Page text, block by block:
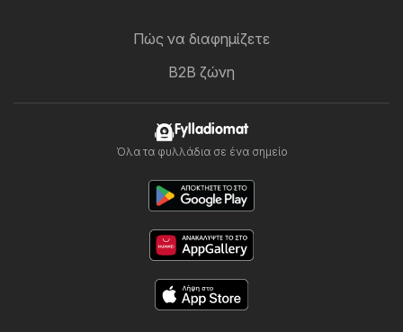
Πώς να διαφημίζετε
B2B ζώνη
Fylladiomat
Όλα τα φυλλάδια σε ένα σημείο